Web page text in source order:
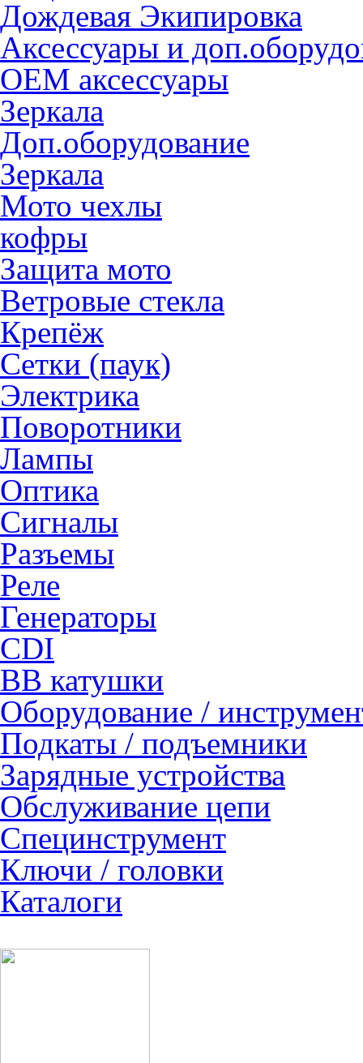
Дождевая Экипировка
Аксессуары и
OEM аксессуары
Зеркала
Доп.оборудование
Зеркала
Мото чехлы
кофры
Защита мото
Ветровые стекла
Крепёж
Сетки (паук)
Электрика
Поворотники
Лампы
Оптика
Сигналы
Разъемы
Реле
Генераторы
CDI
ВВ катушки
Оборудование /
Подкаты / подъемники
Зарядные устройства
Обслуживание цепи
Специнструмент
Ключи / головки
Каталоги